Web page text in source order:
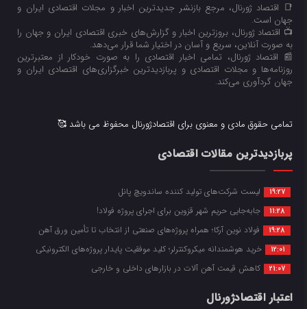
📑 اقتصاد ژورنال، مرجع بازنشر جدیدترین اخبار و مجلات اقتصادی ایران و
جهان است.
📺 اقتصاد ژورنال، بروزترین اخبار و گزارش‌های خبری اقتصادی ایران و جهان را
به صورت آنلاین، سریع و آسان در اختیار شما قرار می‌‌دهد.
📰 اقتصاد ژورنال، تمامی اخبار اقتصادی را به صورت خودکار از معتبرترین
روزنامه‌ها و مجلات اقتصادی و پربازدیدترین خبرگزاری‌های اقتصادی ایران و
جهان گردآوری می‌کند.
تمامی حقوق مادی و معنوی برای اقتصادژورنال محفوظ می باشد 🥰
پربازدیدترین مقالات اقتصادی
19:27 لیست شرکت‌های تولید کننده ساندویچ پانل
11:28 جابه‌جایی حریم شهر قزوین برای اجرای پروژه فولاد!
19:28 فولاد نوین آرکا؛ همراه پروژه‌های صنعتی از انتخاب تا تأمین ورق آهن
12:01 خرید هوشمندانه میکروکنترلر؛ کلید موفقیت پایدار پروژه‌های الکترونیکی
21:07 کاهش قیمت آهن آلات در بازارهای داخلی و خارجی
اعتبار اقتصادژورنال